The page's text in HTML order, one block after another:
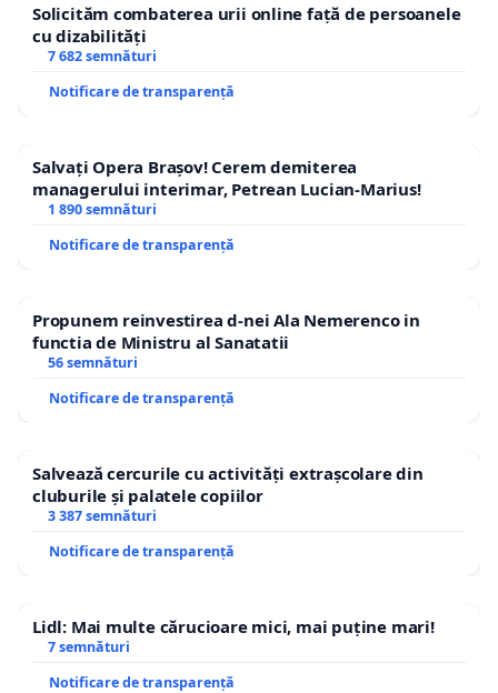
Solicităm combaterea urii online față de persoanele
cu dizabilități
7 682 semnături
Notificare de transparență
Salvați Opera Brașov! Cerem demiterea
managerului interimar, Petrean Lucian-Marius!
1 890 semnături
Notificare de transparență
Propunem reinvestirea d-nei Ala Nemerenco in
functia de Ministru al Sanatatii
56 semnături
Notificare de transparență
Salvează cercurile cu activități extrașcolare din
cluburile și palatele copiilor
3 387 semnături
Notificare de transparență
Lidl: Mai multe cărucioare mici, mai puține mari!
7 semnături
Notificare de transparență